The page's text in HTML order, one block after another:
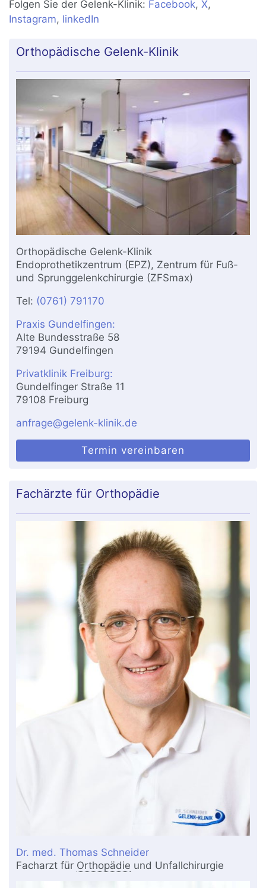
Folgen Sie der Gelenk-Klinik: Facebook,X,
Instagram, linkedIn
Orthopädische Gelenk-Klinik
Orthopädische Gelenk-Klinik
Endoprothetikzentrum (EPZ), Zentrum für Fuß-
und Sprunggelenkchirurgie (ZFSmax)
Tel: (0761) 791170
Praxis Gundelfingen:
Alte Bundesstraße 58
79194 Gundelfingen
Privatklinik Freiburg:
Gundelfinger Straße 11
79108 Freiburg
anfrage@gelenk-klinik.de
Termin vereinbaren
Fachärzte für Orthopädie
Dr. med. Thomas Schneider
Facharzt für Orthopädie und Unfallchirurgie